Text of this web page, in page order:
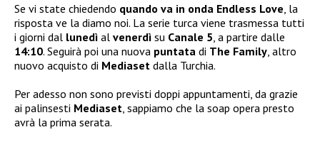
Se vi state chiedendo quando va in onda Endless Love , la
risposta ve la diamo noi. La serie turca viene trasmessa tutti
i giorni dal lunedì al venerdì su Canale 5 , a partire dalle
14:10. Seguirà poi una nuova puntata di The Family , altro
nuovo acquisto di Mediaset dalla Turchia.
Per adesso non sono previsti doppi appuntamenti, da grazie
ai palinsesti Mediaset , sappiamo che la soap opera presto
avrà la prima serata.